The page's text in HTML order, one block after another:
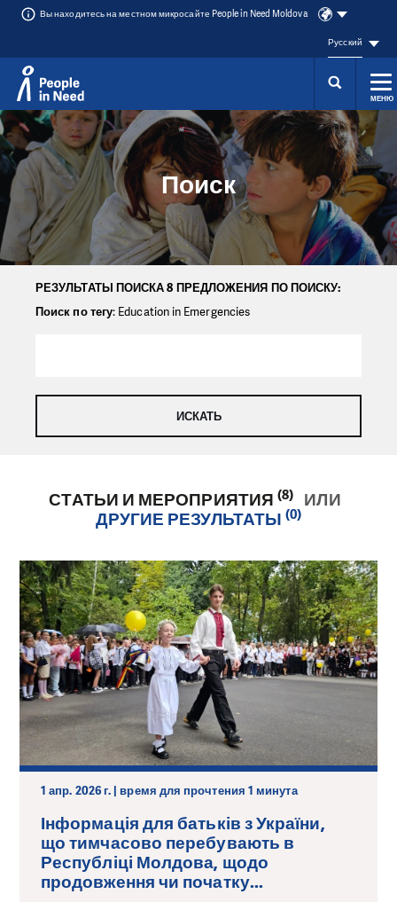
Přeskočit na obsah
Вы находитесь на местном микросайте People in Need Moldova
Русский
МЕНЮ
Поиск
РЕЗУЛЬТАТЫ ПОИСКА 8 ПРЕДЛОЖЕНИЯ ПО ПОИСКУ:
Поиск по тегу: Education in Emergencies
СТАТЬИ И МЕРОПРИЯТИЯ (8)
ИЛИ
ДРУГИЕ РЕЗУЛЬТАТЫ (0)
1 апр. 2026 г. | время для прочтения 1 минута
Інформація для батьків з України,
що тимчасово перебувають в
Республіці Молдова, щодо
продовження чи початку...